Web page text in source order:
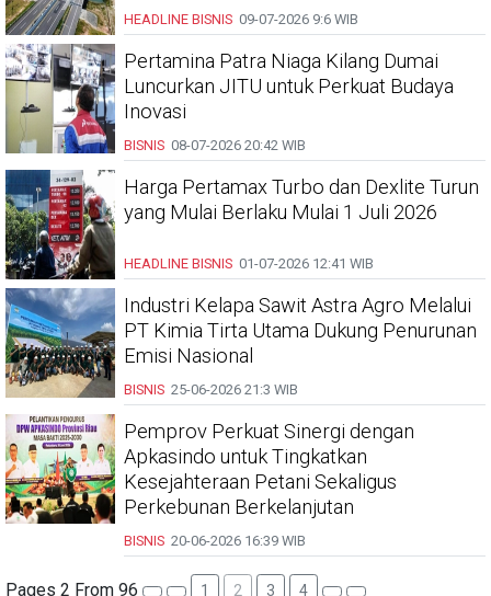
HEADLINE BISNIS 09-07-2026 9:6 WIB
Pertamina Patra Niaga Kilang Dumai
Luncurkan JITU untuk Perkuat Budaya
Inovasi
BISNIS 08-07-2026 20:42 WIB
Harga Pertamax Turbo dan Dexlite Turun
yang Mulai Berlaku Mulai 1 Juli 2026
HEADLINE BISNIS 01-07-2026 12:41 WIB
Industri Kelapa Sawit Astra Agro Melalui
PT Kimia Tirta Utama Dukung Penurunan
Emisi Nasional
BISNIS 25-06-2026 21:3 WIB
Pemprov Perkuat Sinergi dengan
Apkasindo untuk Tingkatkan
Kesejahteraan Petani Sekaligus
Perkebunan Berkelanjutan
BISNIS 20-06-2026 16:39 WIB
Pages 2 From 96 1 2 3 4